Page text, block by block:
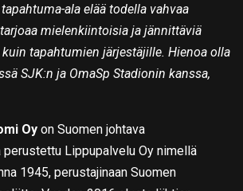
ala elää todella vahvaa
mielenkiintoisia ja jännittäviä
tapahtumien järjestäjille. Hienoa olla
SJK:n ja OmaSp Stadionin kanssa,
Oy on Suomen johtava
Lippupalvelu Oy nimellä
1945, perustajinaan Suomen